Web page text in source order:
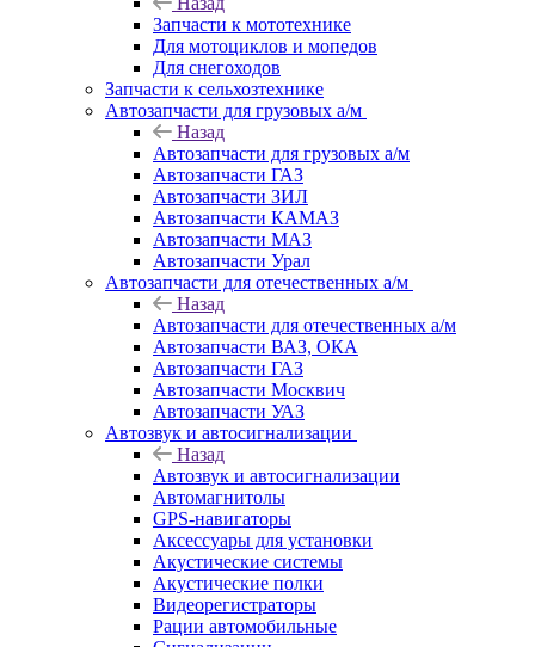
Запчасти к мототехнике
Для мотоциклов и мопедов
Для снегоходов
Запчасти к сельхозтехнике
Автозапчасти для грузовых а/м
Назад
Автозапчасти для грузовых а/м
Автозапчасти ГАЗ
Автозапчасти ЗИЛ
Автозапчасти КАМАЗ
Автозапчасти МАЗ
Автозапчасти Урал
Автозапчасти для отечественных а/м
Назад
Автозапчасти для отечественных а/м
Автозапчасти ВАЗ, ОКА
Автозапчасти ГАЗ
Автозапчасти Москвич
Автозапчасти УАЗ
Автозвук и автосигнализации
Назад
Автозвук и автосигнализации
Автомагнитолы
GPS-навигаторы
Аксессуары для установки
Акустические системы
Акустические полки
Видеорегистраторы
Рации автомобильные